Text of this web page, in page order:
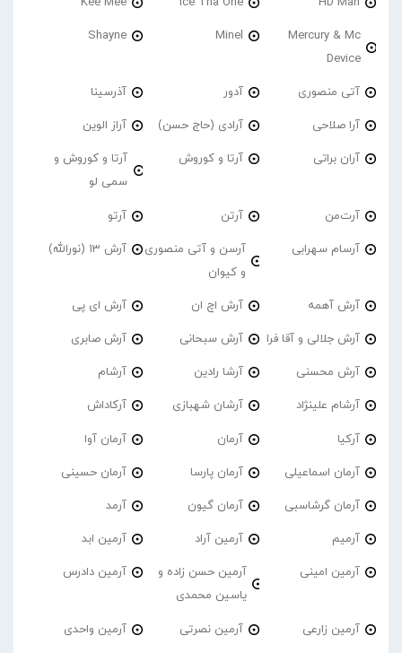
Mercury & Mc
Device
Minel
Shayne
آتی منصوری آدور آذرسینا
آرا صلاحی آرادی (حاج حسن) آراز الوین
آران براتی آرتا و کوروش
آرتا و کوروش و
سمی لو
آرت‌من آرتن آرتو
آرسام سهرابی
آرسن و آتی منصوری
و کیوان
آرش 13 (نورالله)
آرش آهمه آرش اچ ان آرش ای پی
آرش جلالی و آقا فرا آرش سبحانی آرش صابری
آرش محسنی آرشا رادین آرشام
آرشام علینژاد آرشان شهبازی آرکاداش
آرکیا آرمان آرمان آوا
آرمان اسماعیلی آرمان پارسا آرمان حسینی
آرمان گرشاسبی آرمان گیون آرمد
آرمیم آرمین آراد آرمین ابد
آرمین امینی
آرمین حسن زاده و
یاسین محمدی
آرمین دادرس
آرمین زارعی آرمین نصرتی آرمین واحدی